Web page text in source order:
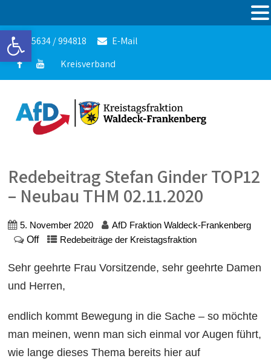
Werkzeugleiste öffnen
05634 / 994818
E-Mail
Kreisverband
Redebeitrag Stefan Ginder TOP12
– Neubau THM 02.11.2020
5. November 2020 AfD Fraktion Waldeck-Frankenberg
Off Redebeiträge der Kreistagsfraktion
Sehr geehrte Frau Vorsitzende, sehr geehrte Damen
und Herren,
endlich kommt Bewegung in die Sache – so möchte
man meinen, wenn man sich einmal vor Augen führt,
wie lange dieses Thema bereits hier auf